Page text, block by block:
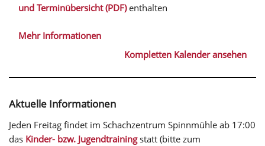
und Terminübersicht (PDF)enthalten
Mehr Informationen
Kompletten Kalender ansehen
Aktuelle Informationen
Jeden Freitag findet im Schachzentrum Spinnmühle ab 17:00
das Kinder- bzw. Jugendtrainingstatt (bitte zum